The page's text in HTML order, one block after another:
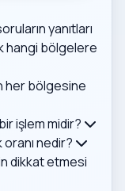
yanıtları
hangi bölgelere
her bölgesine
işlem midir?
oranı nedir?
dikkat etmesi